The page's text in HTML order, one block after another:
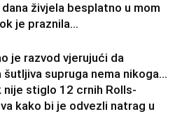
živjela besplatno u mom
je praznila...
je razvod vjerujući da
šutljiva supruga nema nikoga…
nije stiglo 12 crnih Rolls-
kako bi je odvezli natrag u